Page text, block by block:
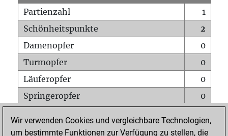
Partienzahl
1
Schönheitspunkte
2
Damenopfer
0
Turmopfer
0
Läuferopfer
0
Springeropfer
0
Matt auf vollem Brett
0
Wir verwenden Cookies und vergleichbare Technologien,
um bestimmte Funktionen zur Verfügung zu stellen, die